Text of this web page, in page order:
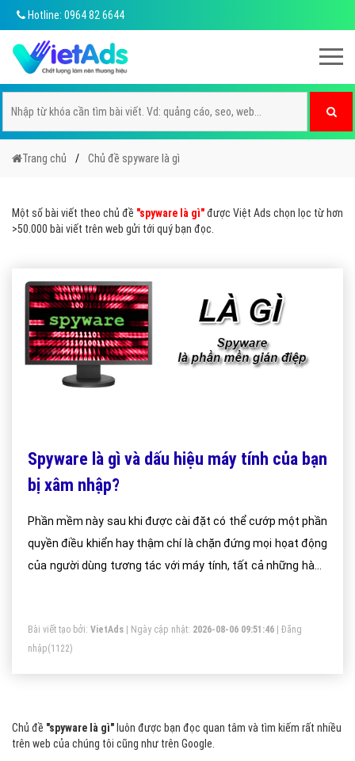
Hotline: 0964 82 6644
Trang chủ Chủ đề spyware là gì
Một số bài viết theo chủ đề "spyware là gì"được Việt Ads chọn lọc từ hơn
>50.000 bài viết trên web gửi tới quý bạn đọc.
Spyware là gì và dấu hiệu máy tính của bạn
bị xâm nhập?
Phần mềm này sau khi được cài đặt có thể cướp một phần
quyền điều khiển hay thậm chí là chặn đứng mọi họat động
của người dùng tương tác với máy tính, tất cả những hành
Bài viết tạo bởi: VietAds | Ngày cập nhật: 2026-08-06 09:51:46
Đăng
nhập(1122)
Chủ đề "spyware là gì" luôn được bạn đọc quan tâm và tìm kiếm rất nhiều
trên web của chúng tôi cũng như trên Google.